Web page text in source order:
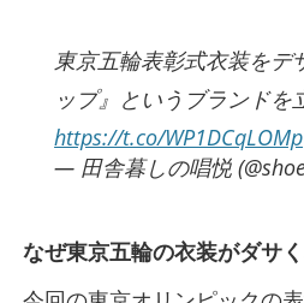
東京五輪表彰式衣装をデ
ップ』というブランド
https://t.co/WP1DCqLOMp
— 田舎暮しの唱悦
なぜ東京五輪の衣装がダサ